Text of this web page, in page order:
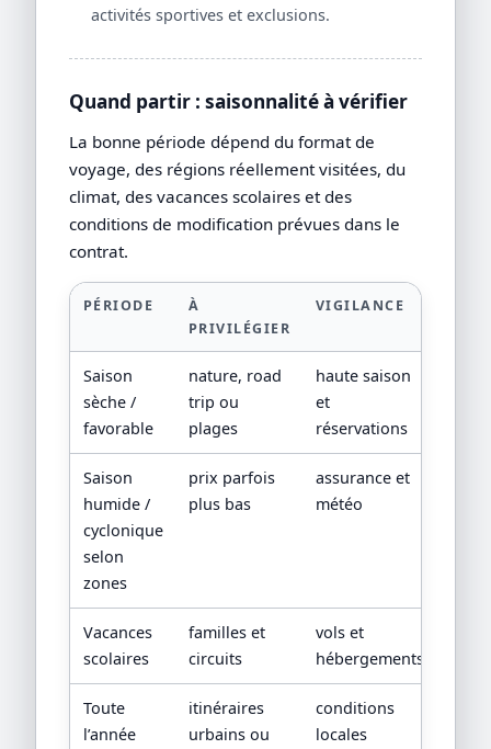
activités sportives et exclusions.
Quand partir : saisonnalité à vérifier
La bonne période dépend du format de
voyage, des régions réellement visitées, du
climat, des vacances scolaires et des
conditions de modification prévues dans le
contrat.
PÉRIODE
À
PRIVILÉGIER
VIGILANCE
Saison
sèche /
favorable
nature, road
trip ou
plages
haute saison
et
réservations
Saison
humide /
cyclonique
selon
zones
prix parfois
plus bas
assurance et
météo
Vacances
scolaires
familles et
circuits
vols et
hébergements
Toute
l’année
itinéraires
urbains ou
conditions
locales